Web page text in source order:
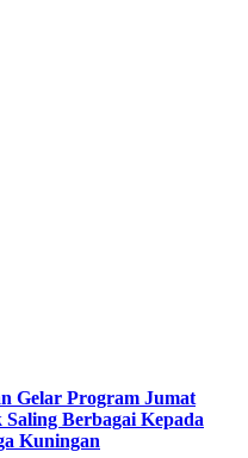
Gelar Program Jumat
Berbagai Kepada
Kuningan